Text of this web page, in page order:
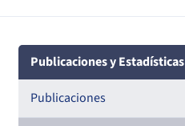
Publicaciones y Estadísticas
Publicaciones